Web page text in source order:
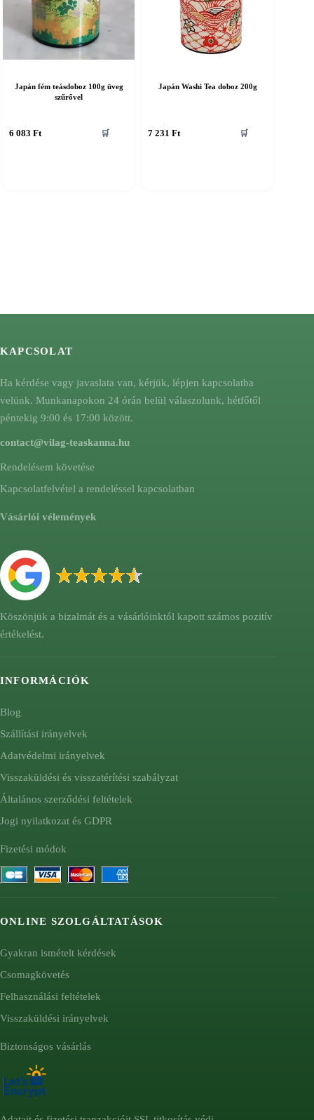
Japán fém teásdoboz 100g üveg
szűrővel
6 083Ft 🛒
Japán Washi Tea doboz 200g
7 231Ft 🛒
KAPCSOLAT
Ha kérdése vagy javaslata van, kérjük, lépjen kapcsolatba
velünk. Munkanapokon 24 órán belül válaszolunk, hétfőtől
péntekig 9:00 és 17:00 között.
contact@vilag-teaskanna.hu
Rendelésem követése
Kapcsolatfelvétel a rendeléssel kapcsolatban
Vásárlói vélemények
Köszönjük a bizalmát és a vásárlóinktól kapott számos pozitív
értékelést.
INFORMÁCIÓK
Blog
Szállítási irányelvek
Adatvédelmi irányelvek
Visszaküldési és visszatérítési szabályzat
Általános szerződési feltételek
Jogi nyilatkozat és GDPR
Fizetési módok
ONLINE SZOLGÁLTATÁSOK
Gyakran ismételt kérdések
Csomagkövetés
Felhasználási feltételek
Visszaküldési irányelvek
Biztonságos vásárlás